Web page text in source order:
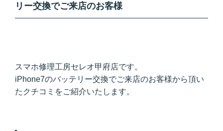
リー交換でご来店のお客様
スマホ修理工房セレオ甲府店です。
iPhone7のバッテリー交換でご来店のお客様から頂い
たクチコミをご紹介いたします。